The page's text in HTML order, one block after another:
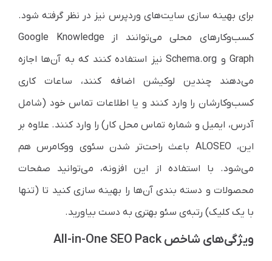
برای بهینه سازی سایت‌های وردپرس نیز در نظر گرفته شود.
کسب‌وکارهای محلی می‌توانند از Google Knowledge
Graph و Schema.org نیز استفاده کنند که به آن‌ها اجازه
می‌دهند چندین لوکیشن اضافه کنند، ساعات کاری
کسب‌وکارشان را وارد کنند و یا اطلاعات تماس خود (شامل
آدرس، ایمیل و شماره تماس محل کار) را وارد کنند. علاوه بر
این، ALOSEO باعث راحت‌تر شدن سئوی ووکامرس هم
می‌شود. با استفاده از این افزونه، می‌توانید صفحات
محصولات و دسته بندی آن‌ها را بهینه سازی کنید تا (تنها
با یک کلیک) رتبه‌ی سئو بهتری به دست بیاورید.
ویژگی‌های شاخص All-in-One SEO Pack